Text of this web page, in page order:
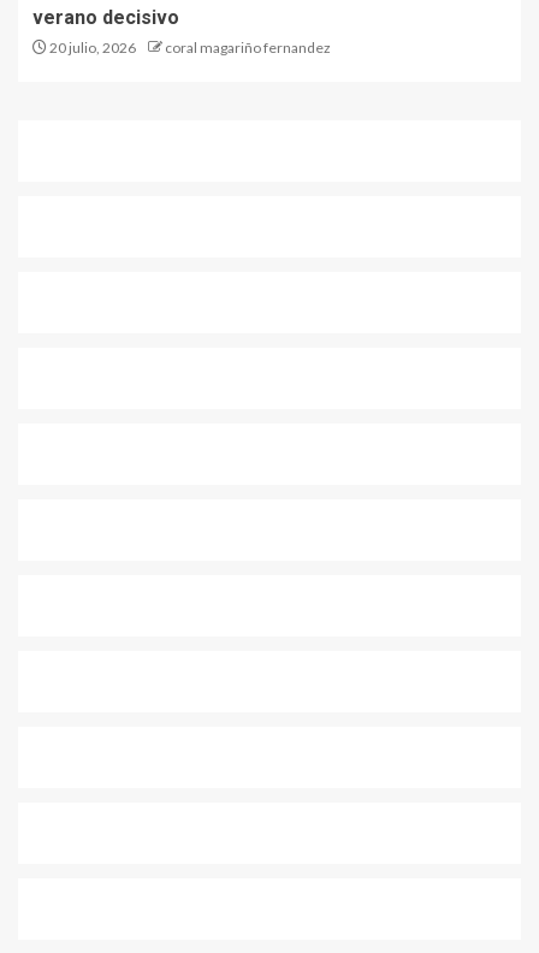
verano decisivo
20 julio, 2026 coral magariño fernandez